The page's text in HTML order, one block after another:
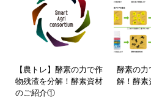
【農トレ】酵素の力で作
物残渣を分解！酵素資材
のご紹介①
酵素の力
解！酵